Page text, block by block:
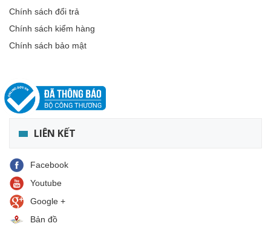
Chính sách đổi trả
Chính sách kiểm hàng
Chính sách bảo mật
LIÊN KẾT
Facebook
Youtube
Google +
Bản đồ